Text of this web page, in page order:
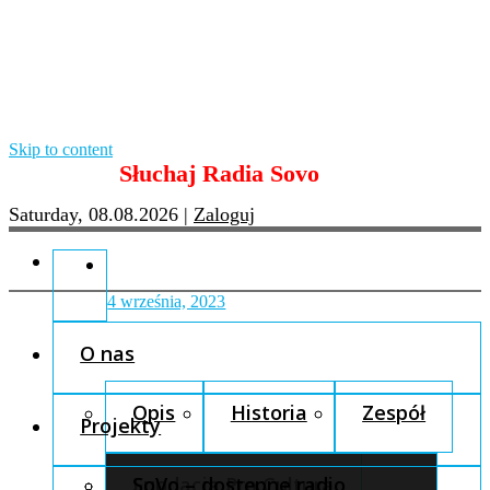
Skip to content
Słuchaj Radia Sovo
Saturday, 08.08.2026 | Zaloguj
O nas
Opis Historia Zespół
Fundacja Pro Cultura
Projekty
SoVo – dostępne radio
4 września, 2023